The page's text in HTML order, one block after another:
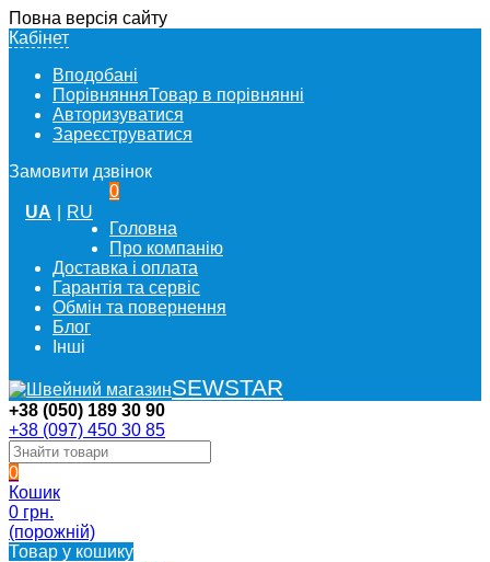
Повна версія сайту
Кабінет
Вподобані
ПорівнянняТовар в порівнянні
Авторизуватися
Зареєструватися
Замовити дзвінок
UA RU
0
Головна
Про компанію
Доставка і оплата
Гарантія та сервіс
Обмін та повернення
Блог
Інші
SEWSTAR
+38 (050) 189 30 90
+38 (097) 450 30 85
0
Кошик
0 грн.
(порожній)
Товар у кошику